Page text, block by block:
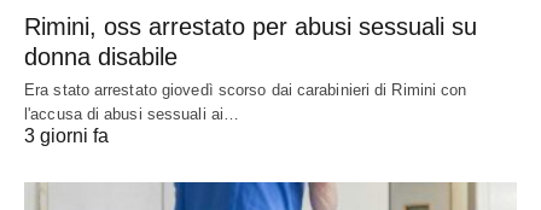
Rimini, oss arrestato per abusi sessuali su
donna disabile
Era stato arrestato giovedì scorso dai carabinieri di Rimini con
l'accusa di abusi sessuali ai…
3 giorni fa